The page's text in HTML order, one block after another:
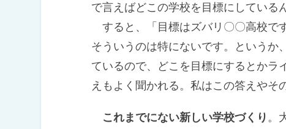
で言えばどこの学校を目標にしている
すると、「目標はズバリ〇〇高校で
そういうのは特にないです。というか
ているので、どこを目標にするとかラ
えもよく聞かれる。私はこの答えやそ
これまでにない新しい学校づくり 。